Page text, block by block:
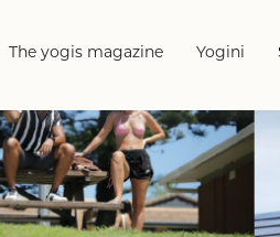
The yogis magazine Yogini